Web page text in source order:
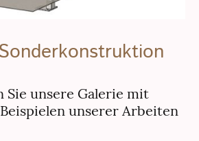
Sie unsere Galerie mit
unserer Arbeiten